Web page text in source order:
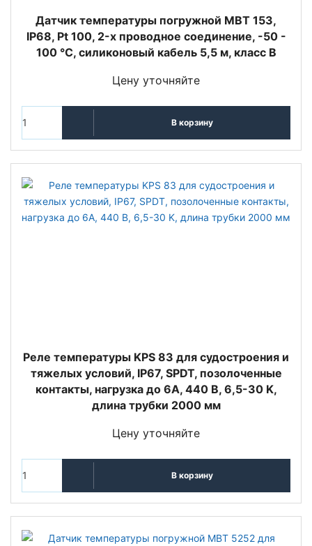
Датчик температуры погружной MBT 153,
IP68, Pt 100, 2-х проводное соединение, -50 -
100 °C, силиконовый кабель 5,5 м, класс В
Цену уточняйте
В корзину
Реле температуры KPS 83 для судостроения и
тяжелых условий, IP67, SPDT, позолоченные
контакты, нагрузка до 6А, 440 В, 6,5-30 K,
длина трубки 2000 мм
Цену уточняйте
В корзину